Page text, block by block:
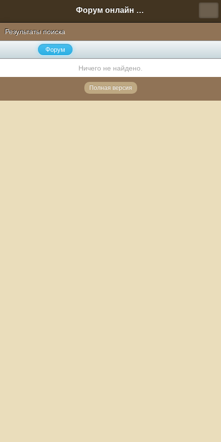
Форум онлайн игры "Новая Эра" (Нюра Биз)
Результаты поиска
Форум
Ничего не найдено.
Полная версия